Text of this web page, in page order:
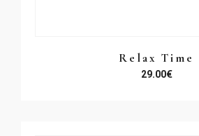
Relax Time
29.00€